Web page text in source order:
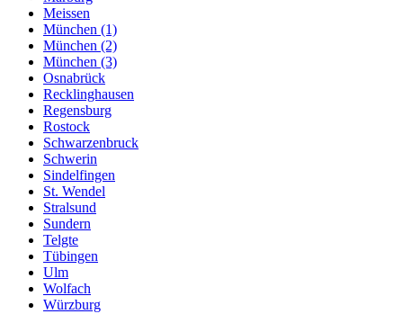
Meissen
München (1)
München (2)
München (3)
Osnabrück
Recklinghausen
Regensburg
Rostock
Schwarzenbruck
Schwerin
Sindelfingen
St. Wendel
Stralsund
Sundern
Telgte
Tübingen
Ulm
Wolfach
Würzburg